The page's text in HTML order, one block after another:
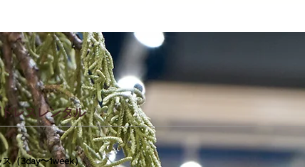
レスレンタル
（3day〜1week）